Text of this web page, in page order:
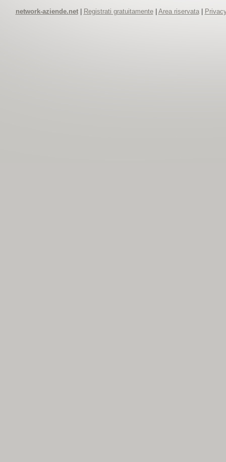
network-aziende.net| Registrati gratuitamente| Area riservata|